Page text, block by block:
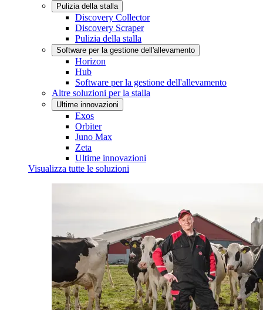
Pulizia della stalla
Discovery Collector
Discovery Scraper
Pulizia della stalla
Software per la gestione dell'allevamento
Horizon
Hub
Software per la gestione dell'allevamento
Altre soluzioni per la stalla
Ultime innovazioni
Exos
Orbiter
Juno Max
Zeta
Ultime innovazioni
Visualizza tutte le soluzioni